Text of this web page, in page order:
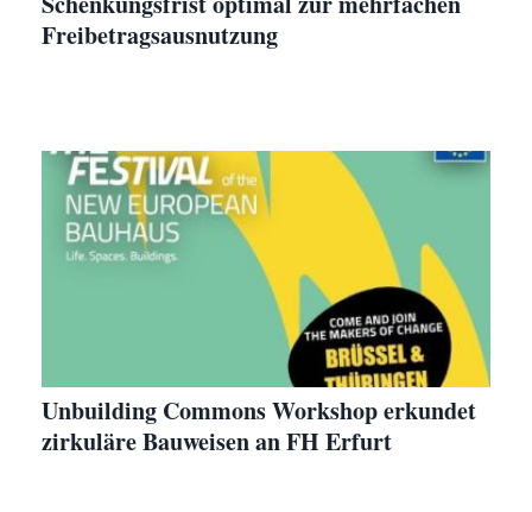
Freibetragsausnutzung
Unbuilding Commons Workshop erkundet
zirkuläre Bauweisen an FH Erfurt